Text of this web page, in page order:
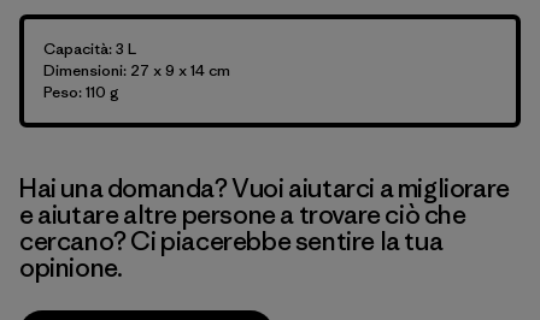
Capacità: 3 L
Dimensioni: 27 x 9 x 14 cm
Peso: 110 g
Hai una domanda? Vuoi aiutarci a migliorare
e aiutare altre persone a trovare ciò che
cercano? Ci piacerebbe sentire la tua
opinione.